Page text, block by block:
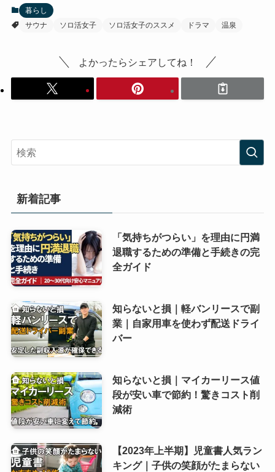
暮らし
サウナ
ソロ活女子 ソロ活女子のススメ ドラマ 温泉
よかったらシェアしてね！
新着記事
「気持ちがつらい」を理由に円満
退職するための準備と手続きの完
全ガイド
知らないと損｜軽バンリースで副
業｜自家用車を使わず配送ドライ
バー
知らないと損｜マイカーリース値
段が安い車で節約！驚きコスト削
減術
【2023年上半期】児童書人気ラン
キング｜子供の笑顔がたまらない